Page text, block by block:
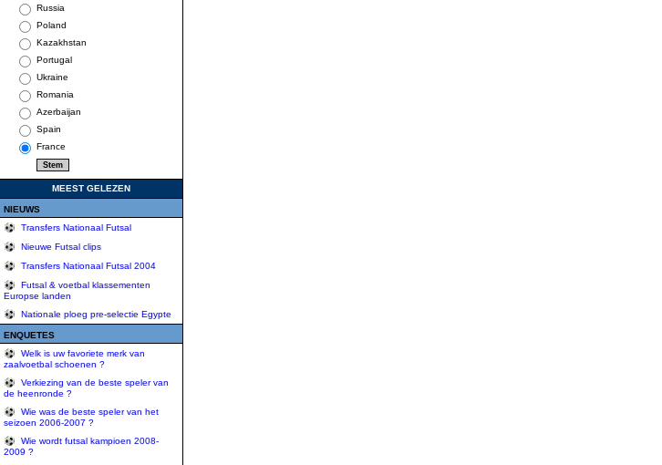
Russia
Poland
Kazakhstan
Portugal
Ukraine
Romania
Azerbaijan
Spain
France
MEEST GELEZEN
NIEUWS
Transfers Nationaal Futsal
Nieuwe Futsal clips
Transfers Nationaal Futsal 2004
Futsal & voetbal klassementen
Europse landen
Nationale ploeg pre-selectie Egypte
ENQUETES
Welk is uw favoriete merk van
zaalvoetbal schoenen ?
Verkiezing van de beste speler van
de heenronde ?
Wie was de beste speler van het
seizoen 2006-2007 ?
Wie wordt futsal kampioen 2008-
2009 ?